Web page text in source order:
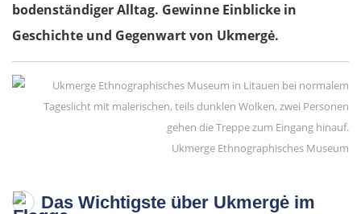
bodenständiger Alltag. Gewinne Einblicke in
Geschichte und Gegenwart von Ukmergė.
Ukmerge Ethnographisches Museum
Das Wichtigste über Ukmergė im